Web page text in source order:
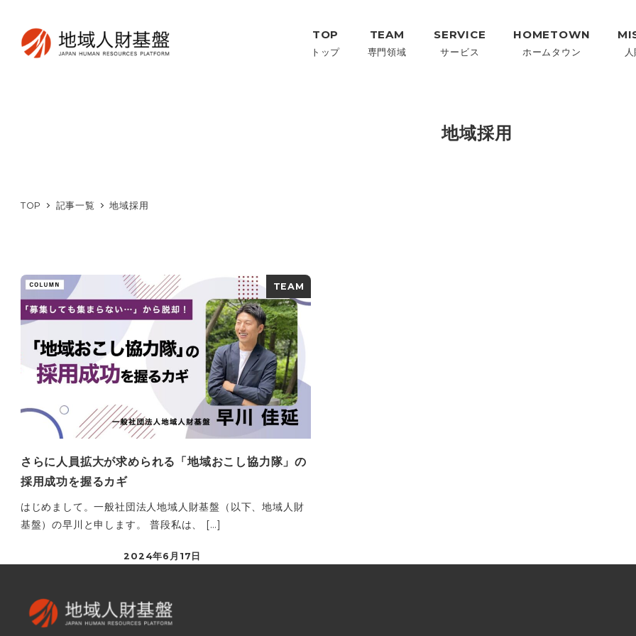
TOP
トップ
TEAM
専門領域
SERVICE
サービス
HOMETOWN
ホームタウン
地域採用
TOP 記事一覧 地域採用
TEAM
さらに人員拡大が求められる「地域おこし協力隊」の
採用成功を握るカギ
はじめまして。一般社団法人地域人財基盤（以下、地域人財
基盤）の早川と申します。 普段私は、 […]
2024年6月17日